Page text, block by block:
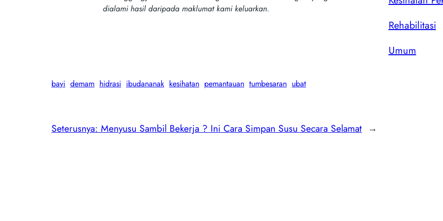
dialami hasil daripada maklumat kami keluarkan.
bayi demam hidrasi ibudananak kesihatan pemantauan tumbesaran ubat
Seterusnya: Menyusu Sambil Bekerja ? Ini Cara Simpan Susu Secara Selamat →
Rehabilitasi
Umum